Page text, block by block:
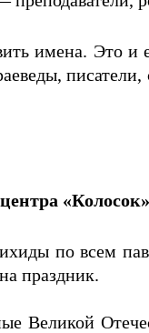
имена. Это
по всем
праздник.
Великой